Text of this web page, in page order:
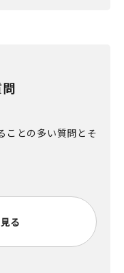
ことの多い質問とそ
る